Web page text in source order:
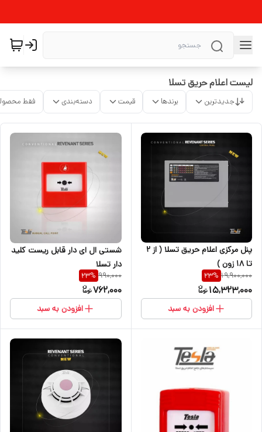
لیست اعلام حریق تسلا
جدیدترین برندها قیمت دسته‌بندی فقط
پنل مرکزی اعلام حریق تسلا ( از ۲
تا ۱۸ زون )
19,900,000
23%
15,323,000
افزودن به سبد
شستی ال ای دار قابل ریست کلید
دار تسلا
990,000
23%
762,000
افزودن به سبد